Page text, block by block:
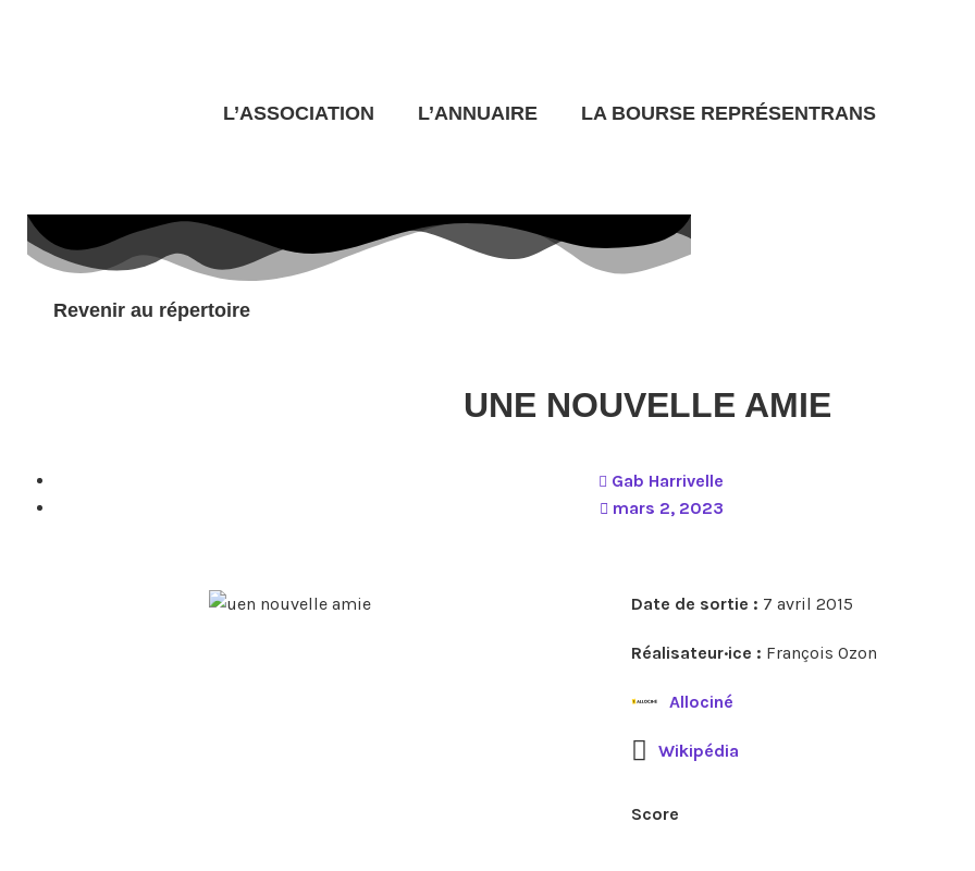
L’ASSOCIATION L’ANNUAIRE LA BOURSE REPRÉSENTRANS
Revenir au répertoire
UNE NOUVELLE AMIE
Gab Harrivelle
mars 2, 2023
Date de sortie : 7 avril 2015
Réalisateur·ice : François Ozon
Allociné
Wikipédia
Score